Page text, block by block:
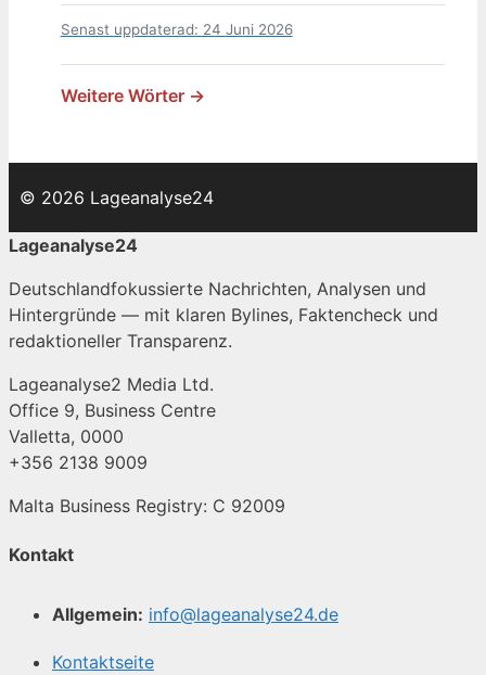
Senast uppdaterad: 24 Juni 2026
Weitere Wörter →
© 2026 Lageanalyse24
Lageanalyse24
Deutschlandfokussierte Nachrichten, Analysen und
Hintergründe — mit klaren Bylines, Faktencheck und
redaktioneller Transparenz.
Lageanalyse2 Media Ltd.
Office 9, Business Centre
Valletta, 0000
+356 2138 9009
Malta Business Registry: C 92009
Kontakt
Allgemein: info@lageanalyse24.de
Kontaktseite